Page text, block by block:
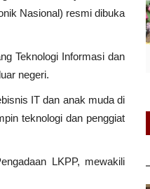
Nasional) resmi dibuka
Teknologi Informasi dan
negeri.
IT dan anak muda di
teknologi dan penggiat
LKPP, mewakili